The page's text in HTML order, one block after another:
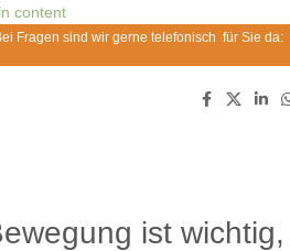
content
Fragen sind wir gerne telefonisch für Sie da:
ist wichtig,